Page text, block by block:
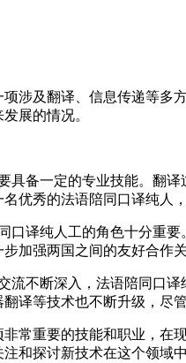
及翻译、信息传递等多方
展的情况。
备一定的专业技能。翻译
优秀的法语陪同口译纯人
译纯人工的角色十分重要
加强两国之间的友好合作
不断深入，法语陪同口译
译等技术也不断升级，尽
重要的技能和职业，在现
和探讨新技术在这个领域